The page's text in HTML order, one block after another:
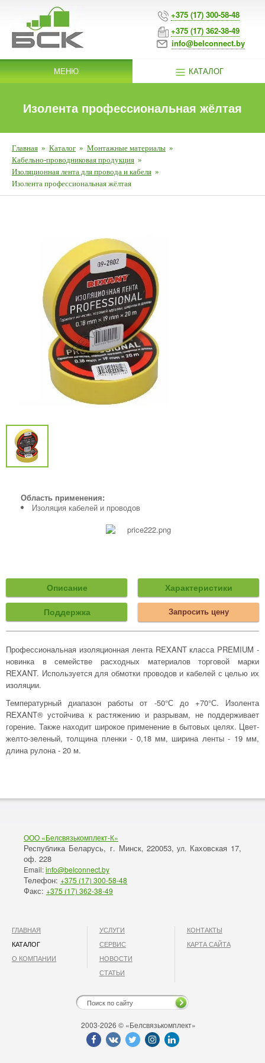
+375 (17) 300-58-48
+375 (17) 362-38-49
info@belconnect.by
МЕНЮ КАТАЛОГ
Изолента профессиональная жёлтая
Главная » Каталог » Монтажные материалы »
Кабельно-проводниковая продукция »
Изоляционная лента для провода и кабеля »
Изолента профессиональная жёлтая
Область применения:
Изоляция кабелей и проводов
Описание Характеристики
Поддержка Запросить цену
Профессиональная изоляционная лента REXANT класса PREMIUM -
новинка в семействе расходных материалов торговой марки
REXANT. Используется для обмотки проводов и кабелей с целью их
изоляции.
Температурный диапазон работы от -50°С до +70°С. Изолента
REXANT® устойчива к растяжению и разрывам, не поддерживает
горение. Также находит широкое применение в бытовых целях. Цвет-
желто-зеленый, толщина пленки - 0,18 мм, ширина ленты - 19 мм,
длина рулона - 20 м.
ООО «Белсвязькомплект-К»
Республика Беларусь, г. Минск, 220053, ул. Каховская 17,
оф. 228
Email:info@belconnect.by
Телефон: +375 (17) 300-58-48
Факс: +375 (17) 362-38-49
ГЛАВНАЯ
КАТАЛОГ
О КОМПАНИИ
УСЛУГИ
СЕРВИС
НОВОСТИ
СТАТЬИ
КОНТАКТЫ
КАРТА САЙТА
2003-2026 © «Белсвязькомплект»